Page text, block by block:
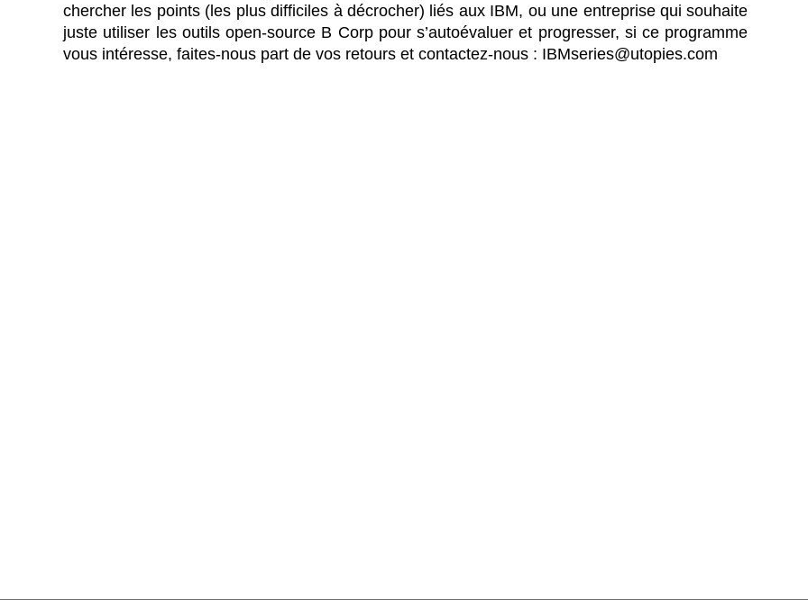
chercher les points (les plus difficiles à décrocher) liés aux IBM, ou une entreprise qui souhaite
juste utiliser les outils open-source B Corp pour s’autoévaluer et progresser, si ce programme
vous intéresse, faites-nous part de vos retours et contactez-nous : IBMseries@utopies.com